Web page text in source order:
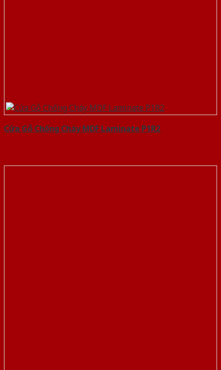
Cửa Gỗ Chống Cháy MDF Laminate P1R2